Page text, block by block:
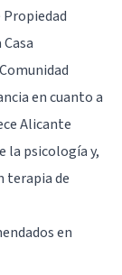
en cuanto a
Alicante
la psicología y,
terapia de
en